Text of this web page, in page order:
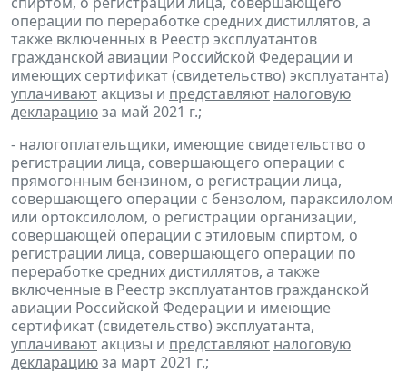
операции по переработке средних дистиллятов, а
также включенных в Реестр эксплуатантов
гражданской авиации Российской Федерации и
имеющих сертификат (свидетельство) эксплуатанта)
уплачиваютакцизы и представляют налоговую
декларациюза май 2021 г.;
- налогоплательщики, имеющие свидетельство о
регистрации лица, совершающего операции с
прямогонным бензином, о регистрации лица,
совершающего операции с бензолом, параксилолом
или ортоксилолом, о регистрации организации,
совершающей операции с этиловым спиртом, о
регистрации лица, совершающего операции по
переработке средних дистиллятов, а также
включенные в Реестр эксплуатантов гражданской
авиации Российской Федерации и имеющие
сертификат (свидетельство) эксплуатанта,
уплачиваютакцизы и представляют налоговую
декларациюза март 2021 г.;